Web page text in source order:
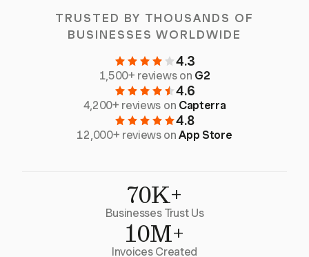
TRUSTED BY THOUSANDS OF
BUSINESSES WORLDWIDE
4.3
1,500+ reviews on G2
4.6
4,200+ reviews on Capterra
4.8
12,000+ reviews onApp Store
70K+
Businesses Trust Us
10M+
Invoices Created